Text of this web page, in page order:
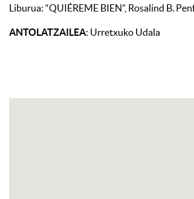
Liburua: “QUIÉREME BIEN”, Rosalind B.
ANTOLATZAILEA: Urretxuko Udala